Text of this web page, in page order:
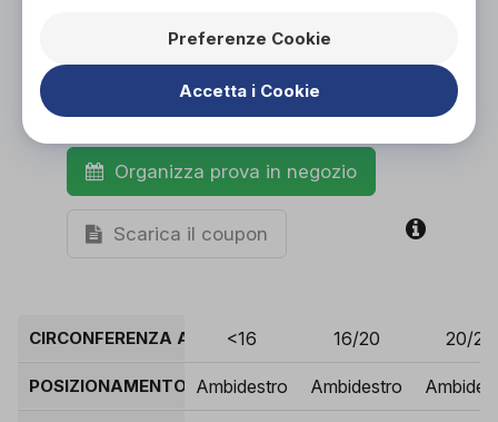
Organizza prova in negozio
Scarica il coupon
CIRCONFERENZA AVAMPIEDE (CM)
<16 16/20 20/24
POSIZIONAMENTO Ambidestro Ambidestro
Preferenze Cookie
Accetta i Cookie